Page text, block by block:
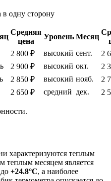
одну сторону
Средняя
цена
Уровень Месяц
2 800 ₽ высокий сент.
2
2 900 ₽ высокий окт.
2
2 850 ₽ высокий нояб.
2
2 650 ₽ средний дек. 2
характеризуются теплым
теплым месяцем является
+24.8°C, а наиболее